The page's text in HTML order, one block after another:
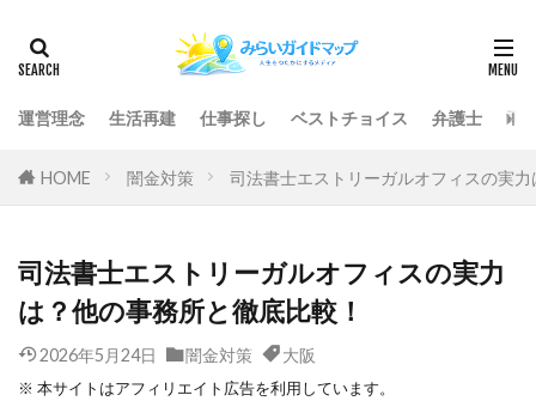
運営理念 生活再建 仕事探し ベストチョイス 弁護士 司
HOME 闇金対策 司法書士エストリーガルオフィスの実
司法書士エストリーガルオフィスの実力
は？他の事務所と徹底比較！
2026年5月24日 闇金対策 大阪
※ 本サイトはアフィリエイト広告を利用しています。